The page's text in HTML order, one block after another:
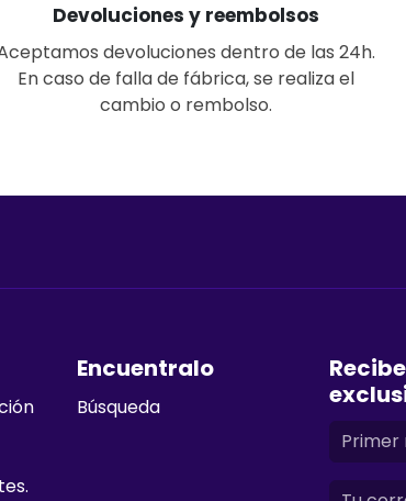
Devoluciones y reembolsos
devoluciones dentro de las 24h.
En caso de falla de fábrica, se realiza el
cambio o rembolso.
Encuentralo
Búsqueda